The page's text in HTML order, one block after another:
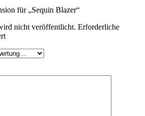
für „Sequin Blazer“
nicht veröffentlicht. Erforderliche